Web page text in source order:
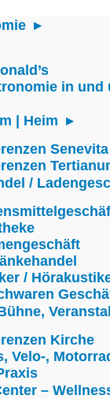
in und
| Heim
Senevita
/
/
Kirche
Velo-,
–